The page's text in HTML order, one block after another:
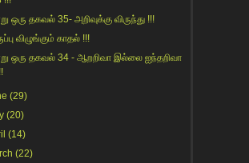
ஒரு தகவல் 35- அறிவுக்கு விருந்து !!!
விழுங்கும் காதல் !!!
ஒரு தகவல் 34 - ஆறறிவா இல்லை ஐந்தறிவா
(29)
(20)
(14)
(22)